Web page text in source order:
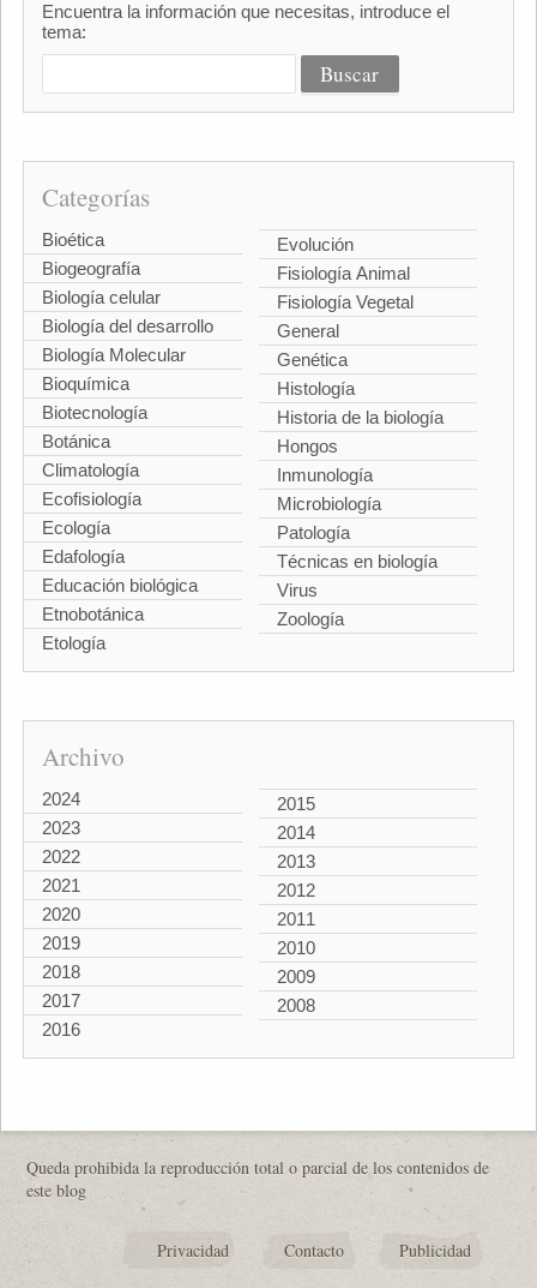
Encuentra la información que necesitas, introduce el
tema:
Categorías
Bioética
Biogeografía
Biología celular
Biología del desarrollo
Biología Molecular
Bioquímica
Biotecnología
Botánica
Climatología
Ecofisiología
Ecología
Edafología
Educación biológica
Etnobotánica
Etología
Evolución
Fisiología Animal
Fisiología Vegetal
General
Genética
Histología
Historia de la biología
Hongos
Inmunología
Microbiología
Patología
Técnicas en biología
Virus
Zoología
Archivo
2024
2023
2022
2021
2020
2019
2018
2017
2016
2015
2014
2013
2012
2011
2010
2009
2008
Queda prohibida la reproducción total o parcial de los contenidos de
este blog
Privacidad Contacto Publicidad